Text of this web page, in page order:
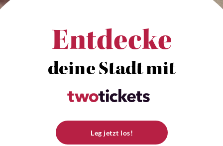
Entdecke
deine Stadt mit
Leg jetzt los!